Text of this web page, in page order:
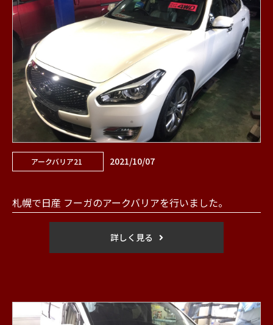
アークバリア21 2021/10/07
札幌で日産 フーガのアークバリアを行いました。
詳しく見る